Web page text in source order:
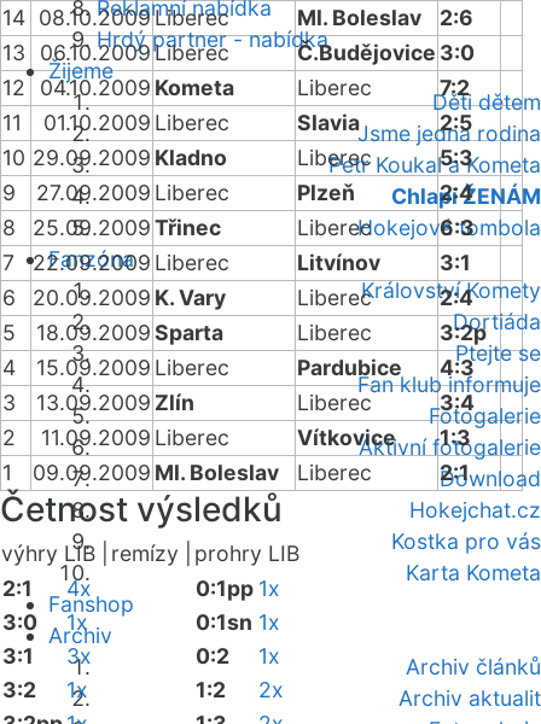
Reklamní nabídka
Hrdý partner - nabídka
Žijeme
Děti dětem
Jsme jedna rodina
Petr Koukal a Kometa
Chlapi ŽENÁM
Hokejová tombola
Fanzóna
Království Komety
Dortiáda
Ptejte se
Fan klub informuje
Fotogalerie
Aktivní fotogalerie
Download
Hokejchat.cz
Kostka pro vás
Karta Kometa
Fanshop
Archiv
Archiv článků
Archiv aktualit
14 08.10.2009 Liberec Ml. Boleslav
2:6
13
06.10.2009Liberec Č.Budějovice 3:0
12
04.10.2009 Kometa Liberec
7:2
11
01.10.2009 Liberec Slavia
2:5
10 29.09.2009 Kladno Liberec
5:3
9
27.09.2009 Liberec Plzeň
2:4
8
25.09.2009Třinec Liberec
6:3
7
22.09.2009 Liberec Litvínov
3:1
6
20.09.2009 K. Vary Liberec
2:4
5
18.09.2009Sparta Liberec
3:2p
4
15.09.2009 Liberec Pardubice
4:3
3
13.09.2009 Zlín Liberec
3:4
2
11.09.2009 Liberec Vítkovice
1:3
1
09.09.2009 Ml. Boleslav Liberec 2:1
Četnost výsledků
výhry LIB | remízy |
prohry LIB
2:1
4x
3:0
1x
3:1
3x
3:2
1x
0:1pp 1x
0:1sn 1x
0:2
1x
1:2
2x